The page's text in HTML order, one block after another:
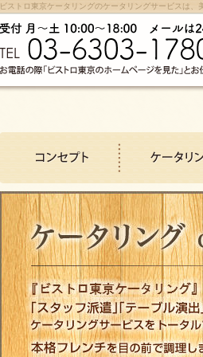
ビストロ東京ケータリングのケータリングサービスは